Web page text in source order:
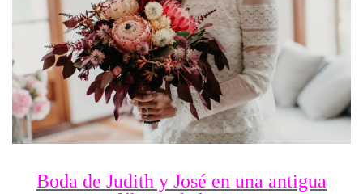
Boda de Judith y José en una antigua